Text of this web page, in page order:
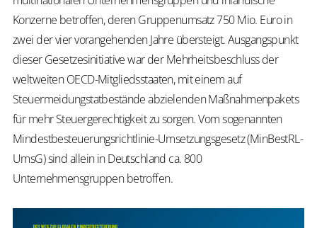
Konzerne betroffen, deren Gruppenumsatz 750 Mio. Euro in
zwei der vier vorangehenden Jahre übersteigt. Ausgangspunkt
dieser Gesetzesinitiative war der Mehrheitsbeschluss der
weltweiten OECD-Mitgliedsstaaten, mit einem auf
Steuermeidungstatbestände abzielenden Maßnahmenpakets
für mehr Steuergerechtigkeit zu sorgen. Vom sogenannten
Mindestbesteuerungsrichtlinie-Umsetzungsgesetz (MinBestRL-
UmsG) sind allein in Deutschland ca. 800
Unternehmensgruppen betroffen.